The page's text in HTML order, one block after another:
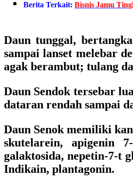
Berita Terkait: Bisnis Jamu
Daun tunggal,
sampai lanset melebar
agak berambut; tulang
Daun Sendok tersebar
dataran rendah sampai
Daun Senok memiliki
skutelarein, apigenin
galaktosida, nepetin-7-t
Indikain, plantagonin.